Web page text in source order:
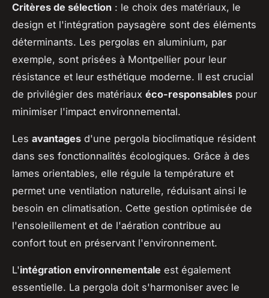
Critères de sélection : le choix des matériaux, le
design et l'intégration paysagère sont des éléments
déterminants. Les pergolas en aluminium, par
exemple, sont prisées à Montpellier pour leur
résistance et leur esthétique moderne. Il est crucial
de privilégier des matériaux éco-responsables pour
minimiser l'impact environnemental.
Les avantages d'une pergola bioclimatique résident
dans ses fonctionnalités écologiques. Grâce à des
lames orientables, elle régule la température et
permet une ventilation naturelle, réduisant ainsi le
besoin en climatisation. Cette gestion optimisée de
l'ensoleillement et de l'aération contribue au
confort tout en préservant l'environnement.
L'intégration environnementale est également
essentielle. La pergola doit s'harmoniser avec le